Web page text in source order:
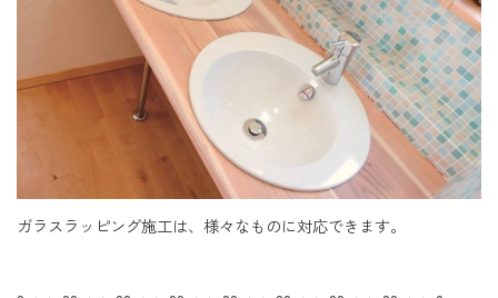
ガラスラッピング施工は、様々なものに対応できます。